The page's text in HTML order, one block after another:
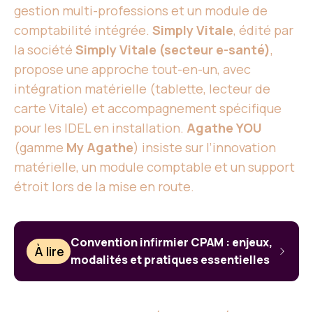
gestion multi-professions et un module de
comptabilité intégrée. Simply Vitale, édité par
la société Simply Vitale (secteur e-santé),
propose une approche tout-en-un, avec
intégration matérielle (tablette, lecteur de
carte Vitale) et accompagnement spécifique
pour les IDEL en installation. Agathe YOU
(gamme My Agathe) insiste sur l’innovation
matérielle, un module comptable et un support
étroit lors de la mise en route.
À lire
Convention infirmier CPAM : enjeux,
modalités et pratiques essentielles